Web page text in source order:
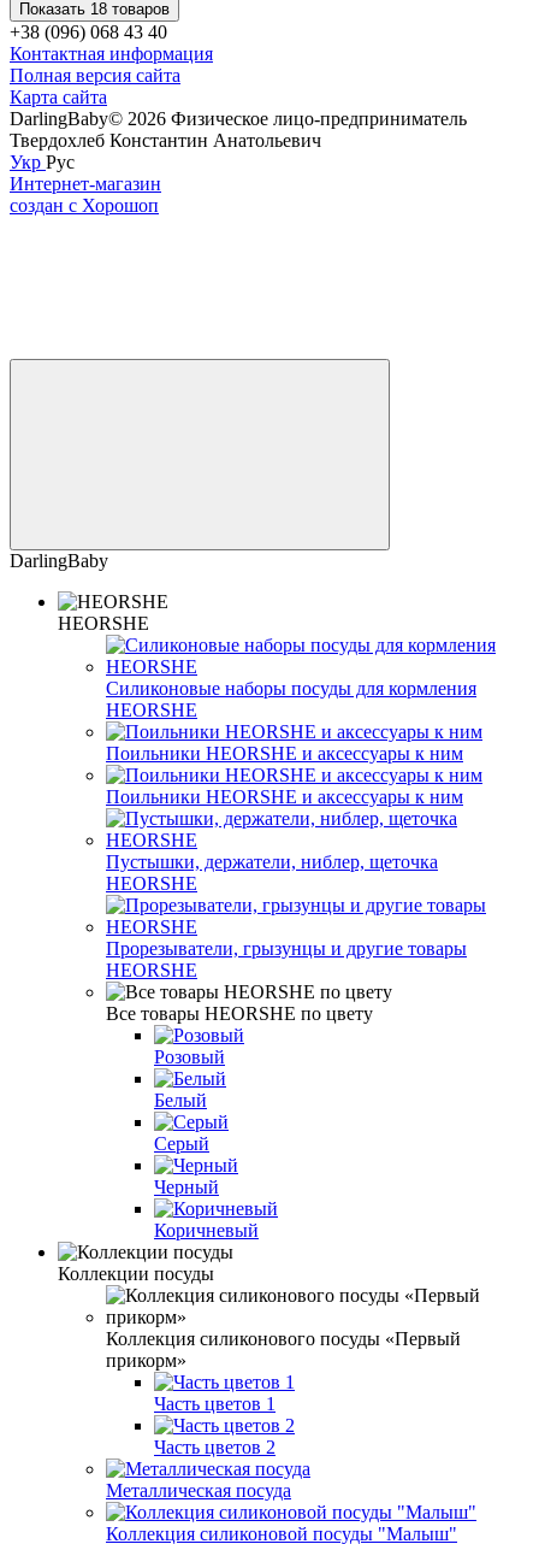
Показать 18 товаров
+38 (096) 068 43 40
Контактная информация
Полная версия сайта
Карта сайта
DarlingBaby© 2026 Физическое лицо-предприниматель
Твердохлеб Константин Анатольевич
Укр Рус
Интернет-магазин
создан с Хорошоп
DarlingBaby
HEORSHE
Силиконовые наборы посуды для кормления
HEORSHE
Поильники HEORSHE и аксессуары к ним
Поильники HEORSHE и аксессуары к ним
Пустышки, держатели, ниблер, щеточка
HEORSHE
Прорезыватели, грызунцы и другие товары
HEORSHE
Все товары HEORSHE по цвету
Розовый
Белый
Серый
Черный
Коричневый
Коллекции посуды
Коллекция силиконового посуды «Первый
прикорм»
Часть цветов 1
Часть цветов 2
Металлическая посуда
Коллекция силиконовой посуды "Малыш"